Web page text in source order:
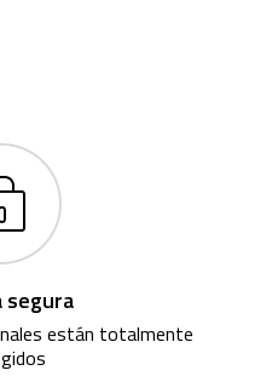
segura
están totalmente